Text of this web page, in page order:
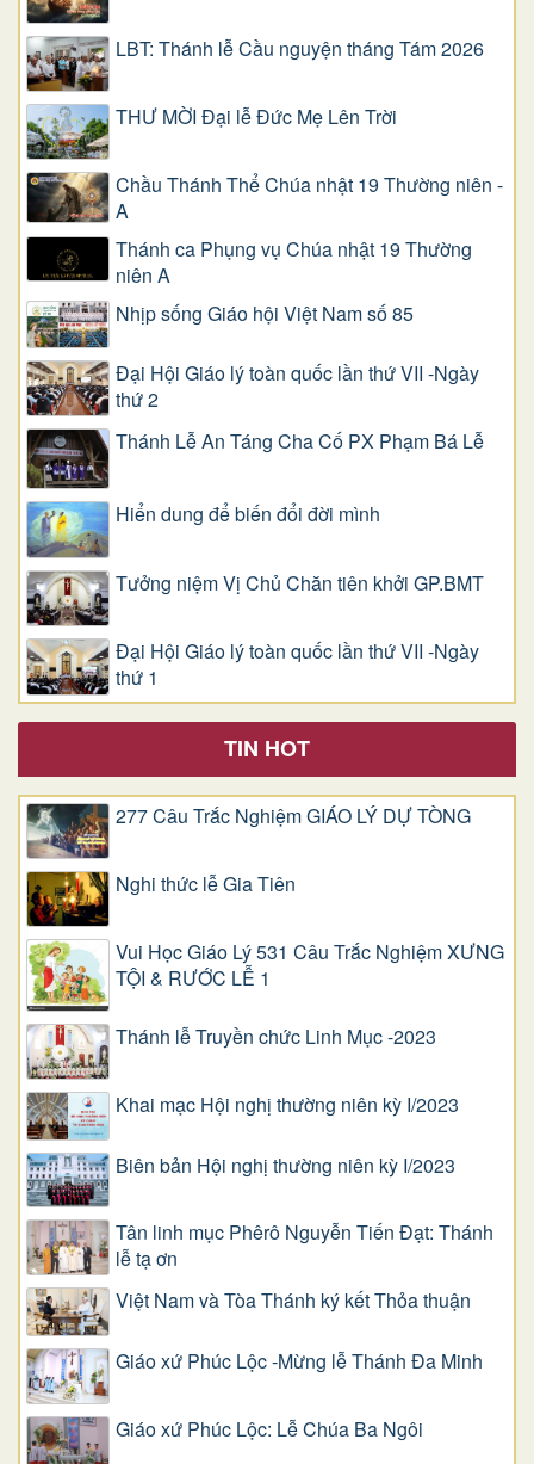
LBT: Thánh lễ Cầu nguyện tháng Tám 2026
THƯ MỜI Đại lễ Đức Mẹ Lên Trời
Chầu Thánh Thể Chúa nhật 19 Thường niên -
A
Thánh ca Phụng vụ Chúa nhật 19 Thường
niên A
Nhịp sống Giáo hội Việt Nam số 85
Đại Hội Giáo lý toàn quốc lần thứ VII -Ngày
thứ 2
Thánh Lễ An Táng Cha Cố PX Phạm Bá Lễ
Hiển dung để biến đổi đời mình
Tưởng niệm Vị Chủ Chăn tiên khởi GP.BMT
Đại Hội Giáo lý toàn quốc lần thứ VII -Ngày
thứ 1
TIN HOT
277 Câu Trắc Nghiệm GIÁO LÝ DỰ TÒNG
Nghi thức lễ Gia Tiên
Vui Học Giáo Lý 531 Câu Trắc Nghiệm XƯNG
TỘI & RƯỚC LỄ 1
Thánh lễ Truyền chức Linh Mục -2023
Khai mạc Hội nghị thường niên kỳ I/2023
Biên bản Hội nghị thường niên kỳ I/2023
Tân linh mục Phêrô Nguyễn Tiến Đạt: Thánh
lễ tạ ơn
Việt Nam và Tòa Thánh ký kết Thỏa thuận
Giáo xứ Phúc Lộc -Mừng lễ Thánh Đa Minh
Giáo xứ Phúc Lộc: Lễ Chúa Ba Ngôi